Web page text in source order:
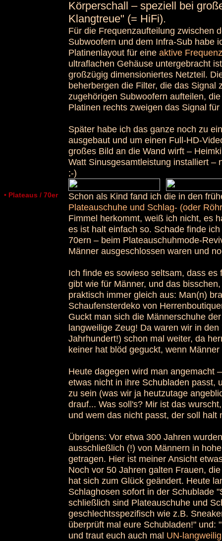
Körperschall – speziell bei
Klangtreue" (= HiFi).
Für die Frequenzaufteilung zwischen
Subwoofern und dem Infra-Sub habe
Platinenlayout für eine aktive
ultraflachen Gehäuse untergebracht
großzügig dimensioniertes Netzteil.
beherbergen die Filter, die das Signal
zugehörigen Subwoofern aufteilen,
Platinen rechts zweigen das Signal
Später habe ich das ganze noch zu
ausgebaut und um einen Full-HD-
großes Bild an die Wand wirft –
Watt Sinusgesamtleistung installiert –
;-)
• Plateaus / 70er
Schon als Kind fand ich die in den
Plateauschuhe und Schlag- (oder
Fimmel herkommt, weiß ich nicht, es
es ist halt einfach so. Schade finde
70ern – beim Plateauschuhmode-
Männer ausgeschlossen waren und
Ich finde es sowieso seltsam, dass
gibt wie für Männer, und das
praktisch immer gleich aus: Man(n)
Schaufensterdeko von
Guckt man sich die Männerschuhe
langweilige Zeug! Da waren wir in
Jahrhundert!) schon mal weiter, da
keiner hat blöd geguckt, wenn
Heute dagegen wird man angemacht
etwas nicht in ihre Schubladen passt,
zu sein (was wir ja heutzutage
drauf... Was soll's? Mir ist das
und wem das nicht passt, der soll halt
Übrigens: Vor etwa 300 Jahren
ausschließlich (!) von Männern in
getragen. Hier ist meiner Ansicht
Noch vor 50 Jahren galten Frauen,
hat sich zum Glück geändert. Heute
Schlaghosen sofort in der Schublade
schließlich sind Plateauschuhe und
geschlechtsspezifisch wie z.B.
überprüft mal eure Schubladen!" und:
und traut euch auch mal UN-langweilig